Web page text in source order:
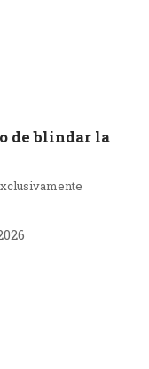
de blindar la